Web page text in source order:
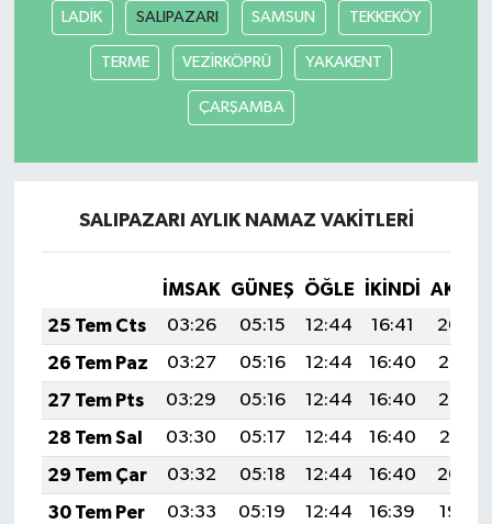
LADİK SALIPAZARI SAMSUN TEKKEKÖY
TERME VEZİRKÖPRÜ YAKAKENT
ÇARŞAMBA
SALIPAZARI AYLIK NAMAZ VAKITLERI
İMSAK GÜNEŞ ÖĞLE İKINDI
25 Tem Cts
03:26 05:15 12:44 16:41
20:04
26 Tem Paz
03:27 05:16 12:44 16:40
20:03
27 Tem Pts
03:29 05:16 12:44 16:40
20:02
28 Tem Sal
03:30 05:17 12:44 16:40
20:01
29 Tem Çar
03:32 05:18 12:44 16:40
20:00
30 Tem Per
03:33 05:19 12:44 16:39
19:59